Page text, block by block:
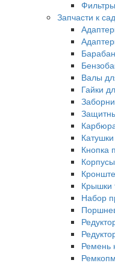
Запчасти к
Валы
Гайки
Кнопка
Крышки
Набор
Ремень